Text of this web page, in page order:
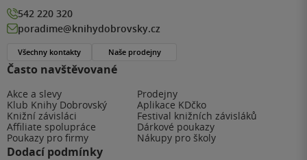
Často navštěvované
Akce a slevy
Prodejny
Klub Knihy Dobrovský
Aplikace KDčko
Knižní závisláci
Festival knižních závisláků
Affiliate spolupráce
Dárkové poukazy
Poukazy pro firmy
Nákupy pro školy
Dodací podmínky
542 220 320
poradime@knihydobrovsky.cz
Všechny kontakty Naše prodejny